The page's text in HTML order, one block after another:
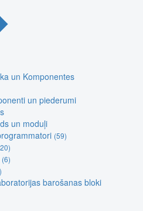
un Komponentes
un piederumi
un moduļi
(59)
(6)
barošanas bloki